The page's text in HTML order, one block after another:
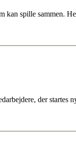
kan spille sammen.
der